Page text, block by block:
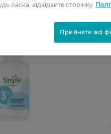
ласка, відвідайте сторінку
Прийняти всі